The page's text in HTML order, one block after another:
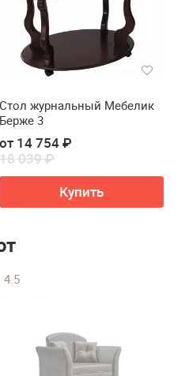
Стол журнальный Мебелик
Берже 3
от 14 754 ₽
18 039 ₽
Купить
4.5